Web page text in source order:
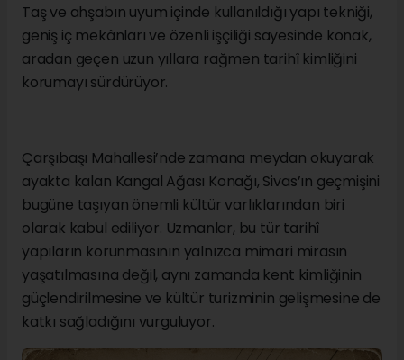
Taş ve ahşabın uyum içinde kullanıldığı yapı tekniği,
geniş iç mekânları ve özenli işçiliği sayesinde konak,
aradan geçen uzun yıllara rağmen tarihî kimliğini
korumayı sürdürüyor.
Çarşıbaşı Mahallesi’nde zamana meydan okuyarak
ayakta kalan Kangal Ağası Konağı, Sivas’ın geçmişini
bugüne taşıyan önemli kültür varlıklarından biri
olarak kabul ediliyor. Uzmanlar, bu tür tarihî
yapıların korunmasının yalnızca mimari mirasın
yaşatılmasına değil, aynı zamanda kent kimliğinin
güçlendirilmesine ve kültür turizminin gelişmesine de
katkı sağladığını vurguluyor.